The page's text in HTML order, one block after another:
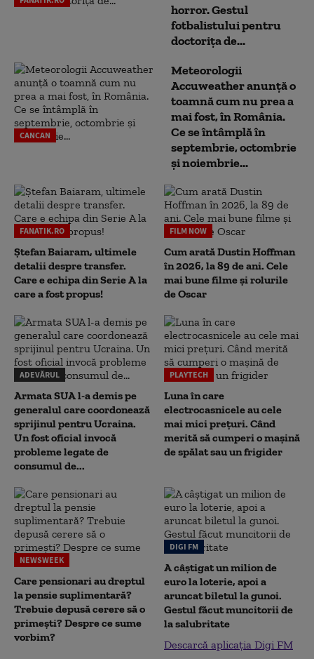
horror. Gestul
fotbalistului pentru
doctoriţa de...
CANCAN
Meteorologii
Accuweather anunță o
toamnă cum nu prea a
mai fost, în România.
Ce se întâmplă în
septembrie, octombrie
și noiembrie...
FANATIK.RO
Ștefan Baiaram, ultimele
detalii despre transfer.
Care e echipa din Serie A la
care a fost propus!
FILM NOW
Cum arată Dustin Hoffman
în 2026, la 89 de ani. Cele
mai bune filme și rolurile
de Oscar
ADEVĂRUL
Armata SUA l-a demis pe
generalul care coordonează
sprijinul pentru Ucraina.
Un fost oficial invocă
probleme legate de
consumul de...
PLAYTECH
Luna în care
electrocasnicele au cele
mai mici prețuri. Când
merită să cumperi o mașină
de spălat sau un frigider
NEWSWEEK
Care pensionari au dreptul
la pensie suplimentară?
Trebuie depusă cerere să o
primești? Despre ce sume
vorbim?
DIGI FM
A câștigat un milion de
euro la loterie, apoi a
aruncat biletul la gunoi.
Gestul făcut muncitorii de
la salubritate
Descarcă aplicația Digi FM